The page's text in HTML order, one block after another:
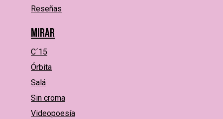
Reseñas
Mirar
C´15
Órbita
Salá
Sin croma
Videopoesía